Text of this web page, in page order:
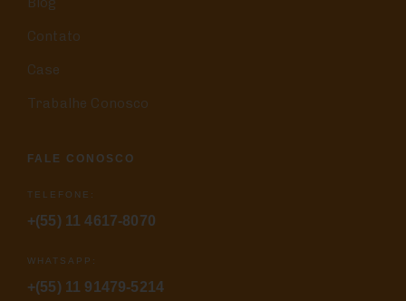
Contato
Case
Trabalhe Conosco
FALE CONOSCO
TELEFONE:
+(55) 11 4617-8070
WHATSAPP:
+(55) 11 91479-5214